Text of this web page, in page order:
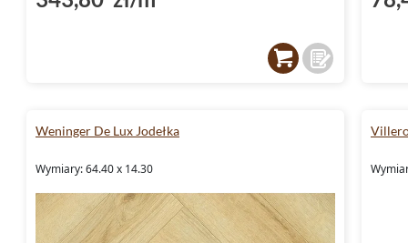
Weninger De Lux Jodełka
Wymiary: 64.40 x 14.30